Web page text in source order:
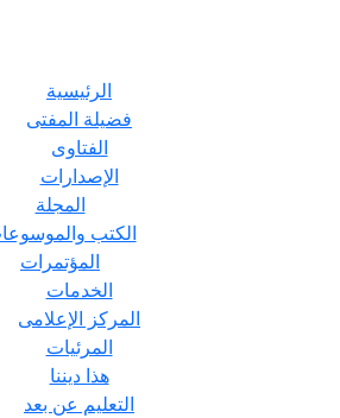
الرئيسية
فضيلة المفتى
الفتاوى
الإصدارات
المجلة
الكتب
المؤتمرات
الخدمات
المركز الإعلامى
المرئيات
هذا ديننا
التعليم عن بعد